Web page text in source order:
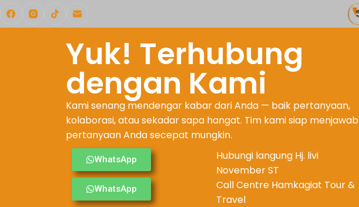
Yuk! Terhubung
dengan Kami
Kami senang mendengar kabar dari Anda — baik pertanyaan,
kolaborasi, atau sekadar sapa hangat. Tim kami siap menjawab
pertanyaan Anda secepat mungkin.
WhatsApp
Hubungi langung Hj. livi
November ST
WhatsApp
Call Centre Hamkagiat Tour &
Travel